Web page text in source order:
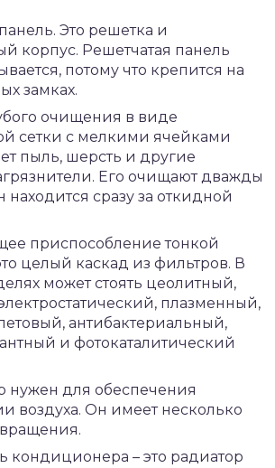
Это решетка и
корпус. Решетчатая панель
потому что крепится на
замках.
очищения в виде
сетки с мелкими ячейками
пыль, шерсть и другие
Его очищают дважды
находится сразу за откидной
приспособление тонкой
целый каскад из фильтров. В
может стоять цеолитный,
плазменный,
антибактериальный,
и фотокаталитический
нужен для обеспечения
воздуха. Он имеет несколько
кондиционера – это радиатор